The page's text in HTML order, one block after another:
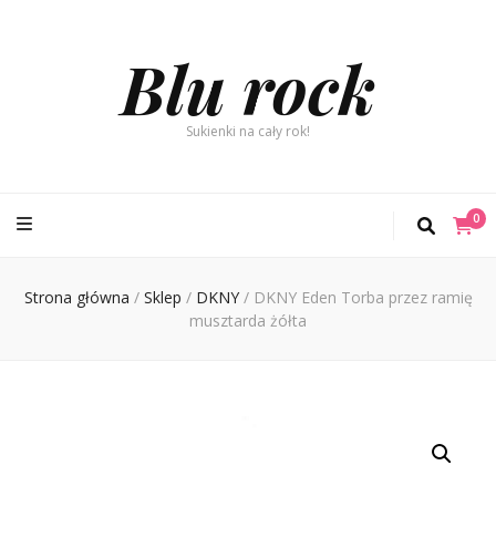
Blu rock
Sukienki na cały rok!
0
Strona główna / Sklep / DKNY / DKNY Eden Torba przez ramię
musztarda żółta